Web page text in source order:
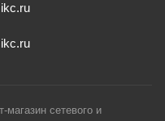
сетевого и